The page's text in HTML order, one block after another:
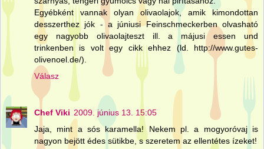
Egyébként vannak olyan olivaolajok, amik kimondottan
desszerthez jók - a júniusi Feinschmeckerben olvasható
egy nagyobb olivaolajteszt ill. a májusi essen und
trinkenben is volt egy cikk ehhez (ld. http://www.gutes-
olivenoel.de/).
Válasz
Chef Viki 2009. június 13. 15:05
Jaja, mint a sós karamella! Nekem pl. a mogyoróvaj is
nagyon bejött édes sütikbe, s szeretem az ellentétes ízeket!